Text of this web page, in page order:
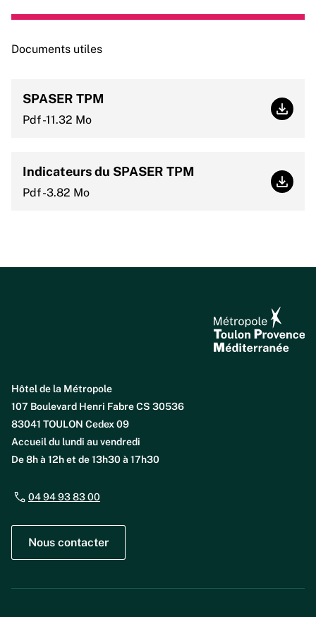
Documents utiles
SPASER TPM
Pdf -11.32 Mo
Indicateurs du SPASER TPM
Pdf -3.82 Mo
Hôtel de la Métropole
107 Boulevard Henri Fabre CS 30536
83041 TOULON Cedex 09
Accueil du lundi au vendredi
De 8h à 12h et de 13h30 à 17h30
04 94 93 83 00
Nous contacter